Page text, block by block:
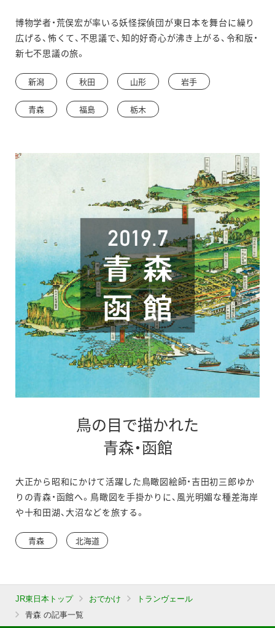
博物学者・荒俣宏が率いる妖怪探偵団が東日本を舞台に繰り
広げる、怖くて、不思議で、知的好奇心が沸き上がる、令和版・
新七不思議の旅。
新潟 秋田 山形 岩手
青森 福島 栃木
鳥の目で描かれた
青森・函館
大正から昭和にかけて活躍した鳥瞰図絵師・吉田初三郎ゆか
りの青森・函館へ。鳥瞰図を手掛かりに、風光明媚な種差海岸
や十和田湖、大沼などを旅する。
青森 北海道
JR東日本トップ おでかけ
トランヴェール
青森 の記事一覧